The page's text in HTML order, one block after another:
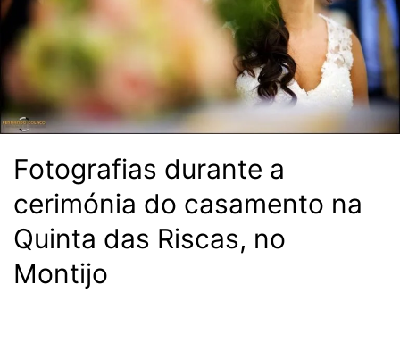
Fotografias durante a
cerimónia do casamento na
Quinta das Riscas, no
Montijo